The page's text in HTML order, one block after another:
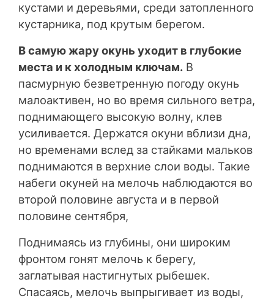
кустами и деревьями, среди затопленного
кустарника, под крутым берегом.
В самую жару окунь уходит в глубокие
места и к холодным ключам. В
пасмурную безветренную погоду окунь
малоактивен, но во время сильного ветра,
поднимающего высокую волну, клев
усиливается. Держатся окуни вблизи дна,
но временами вслед за стайками мальков
поднимаются в верхние слои воды. Такие
набеги окуней на мелочь наблюдаются во
второй половине августа и в первой
половине сентября,
Поднимаясь из глубины, они широким
фронтом гонят мелочь к берегу,
заглатывая настигнутых рыбешек.
Спасаясь, мелочь выпрыгивает из воды,